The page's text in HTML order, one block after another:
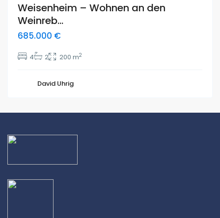
Weisenheim – Wohnen an den
Weinreb...
685.000 €
4 2 200 m2
David Uhrig